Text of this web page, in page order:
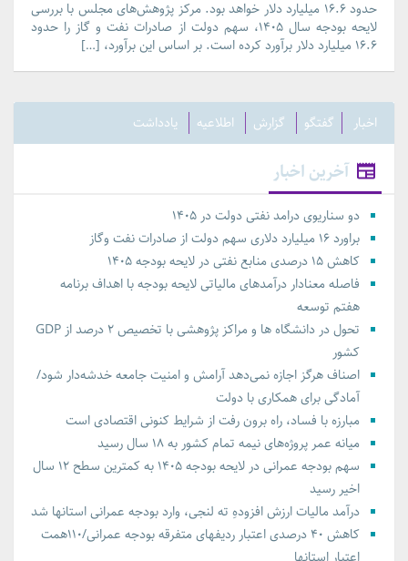
حدود ۱۶.۶ میلیارد دلار خواهد بود. مرکز پژوهش‌های مجلس با بررسی
لایحه بودجه سال ۱۴۰۵، سهم دولت از صادرات نفت و گاز را حدود
۱۶.۶ میلیارد دلار برآورد کرده است. بر اساس این برآورد، […]
اخبار گفتگو گزارش اطلاعیه یادداشت
آخرین اخبار
دو سناریوی درامد نفتی دولت در ۱۴۰۵
براورد ۱۶ میلیارد دلاری سهم دولت از صادرات نفت وگاز
کاهش ۱۵ درصدی منابع نفتی در لایحه بودجه ۱۴۰۵
فاصله معنادار درآمدهای مالیاتی لایحه بودجه با اهداف برنامه
هفتم توسعه
تحول در دانشگاه ها و مراکز پژوهشی با تخصیص ۲ درصد از GDP
کشور
اصناف هرگز اجازه نمی‌دهد آرامش و امنیت جامعه خدشه‌دار شود/
آمادگی برای همکاری با دولت
مبارزه با فساد، راه برون رفت از شرایط کنونی اقتصادی است
میانه عمر پروژه‌های نیمه تمام کشور به ۱۸ سال رسید
سهم بودجه عمرانی در لایحه بودجه ۱۴۰۵ به کمترین سطح ۱۲ سال
اخیر رسید
درآمد مالیات ارزش افزودهِ ته لنجی، وارد بودجه عمرانی استانها شد
کاهش ۴۰ درصدی اعتبار ردیفهای متفرقه بودجه عمرانی/۱۱۰همت